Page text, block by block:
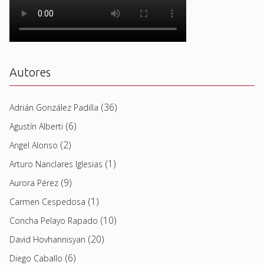
Autores
Adrián González Padilla (36)
Agustín Alberti (6)
Angel Alonso (2)
Arturo Nanclares Iglesias (1)
Aurora Pérez (9)
Carmen Cespedosa (1)
Concha Pelayo Rapado (10)
David Hovhannisyan (20)
Diego Caballo (6)